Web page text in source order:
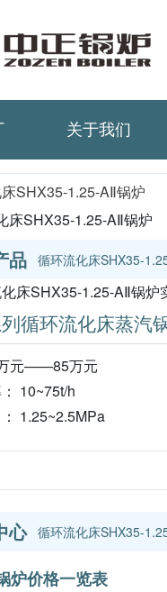
关于我们
SHX35-1.25-AⅡ锅炉
床SHX35-1.25-AⅡ锅炉
品 循环流化床SHX35-
循环流化床蒸汽
元——85万元
10~75t/h
1.25~2.5MPa
心 循环流化床SHX35-
炉价格一览表